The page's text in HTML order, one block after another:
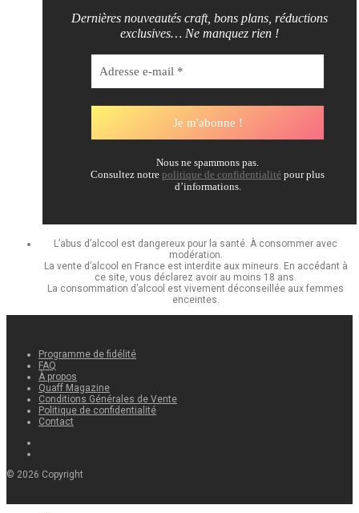
Dernières nouveautés craft, bons plans, réductions
exclusives… Ne manquez rien !
Nous ne spammons pas.
Consultez notre politique de confidentialité pour plus
d’informations.
L’abus d’alcool est dangereux pour la santé. À consommer avec
modération.
La vente d’alcool en France est interdite aux mineurs. En accédant à
ce site, vous déclarez avoir au moins 18 ans.
La consommation d’alcool est vivement déconseillée aux femmes
enceintes.
Programme de fidélité
FAQ
À propos
Quaff Magazine
Conditions Générales de Vente
Politique de confidentialité
Contact
© 2026 Copyright